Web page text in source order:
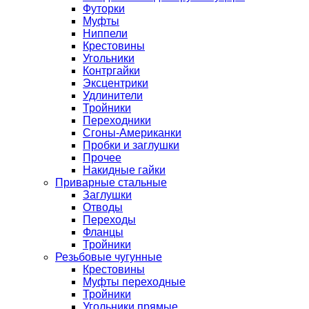
Футорки
Муфты
Ниппели
Крестовины
Угольники
Контргайки
Эксцентрики
Удлинители
Тройники
Переходники
Сгоны-Американки
Пробки и заглушки
Прочее
Накидные гайки
Приварные стальные
Заглушки
Отводы
Переходы
Фланцы
Тройники
Резьбовые чугунные
Крестовины
Муфты переходные
Тройники
Угольники прямые